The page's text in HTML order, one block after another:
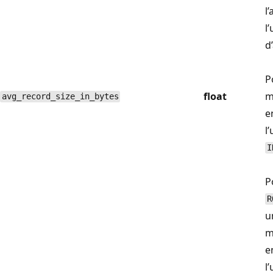
avg_record_size_in_bytes float